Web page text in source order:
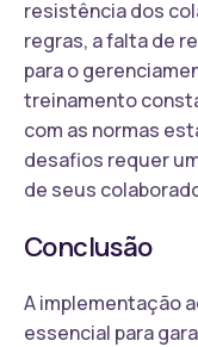
resistência dos
regras, a falta de
para o
treinamento
com as normas
desafios requer
de seus
Conclusão
A implementação
essencial para